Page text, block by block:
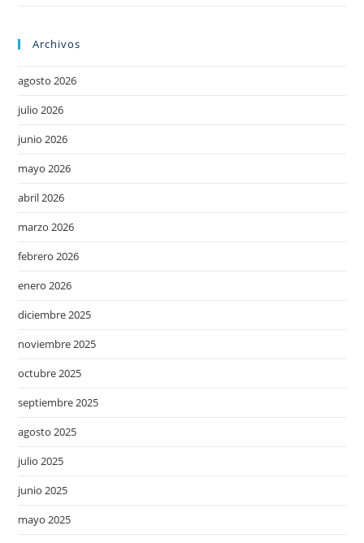
Archivos
agosto 2026
julio 2026
junio 2026
mayo 2026
abril 2026
marzo 2026
febrero 2026
enero 2026
diciembre 2025
noviembre 2025
octubre 2025
septiembre 2025
agosto 2025
julio 2025
junio 2025
mayo 2025